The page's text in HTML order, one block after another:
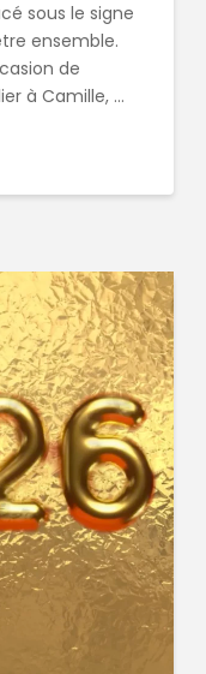
sous le signe
ensemble.
de
à Camille, …